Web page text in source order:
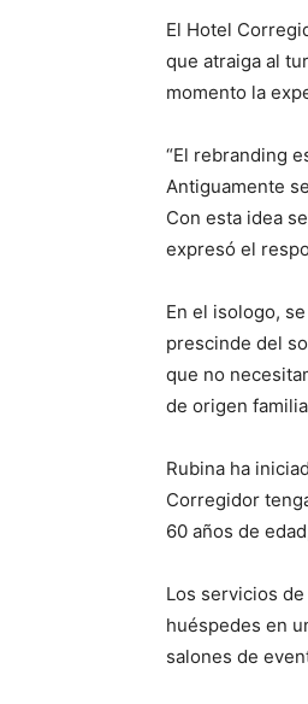
El Hotel
que atraiga al
momento la
“El rebranding
Antiguamente
Con esta idea
expresó el
En el isologo,
prescinde del
que no
de origen
Rubina ha
Corregidor
60 años de
Los servicios
huéspedes en
salones de